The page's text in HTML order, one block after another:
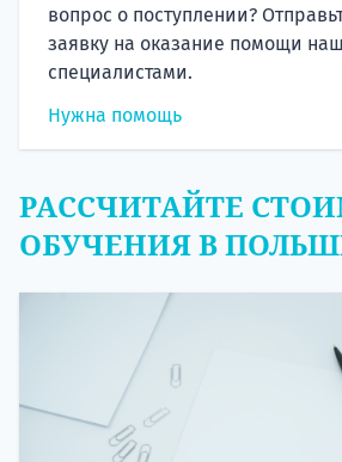
вопрос о поступлении?
заявку на оказание помощи
специалистами.
Нужна помощь
РАССЧИТАЙТЕ
ОБУЧЕНИЯ В